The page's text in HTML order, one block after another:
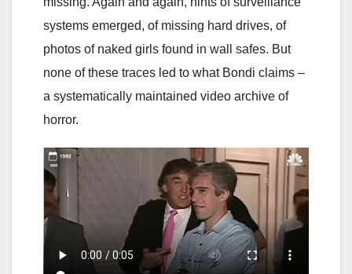
systems emerged, of missing hard drives, of
photos of naked girls found in wall safes. But
none of these traces led to what Bondi claims –
a systematically maintained video archive of
horror.